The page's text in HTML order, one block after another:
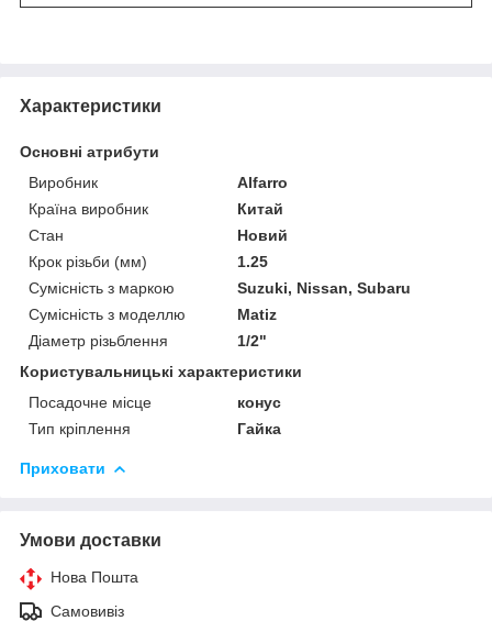
Характеристики
Основні атрибути
Виробник
Alfarro
Країна виробник
Китай
Стан
Новий
Крок різьби (мм)
1.25
Сумісність з маркою
Suzuki, Nissan, Subaru
Сумісність з моделлю
Matiz
Діаметр різьблення
1/2"
Користувальницькі характеристики
Посадочне місце
конус
Тип кріплення
Гайка
Приховати
Умови доставки
Нова Пошта
Самовивіз